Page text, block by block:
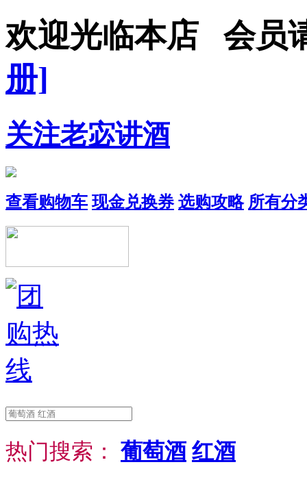
欢迎光临本店 会员
册]
关注老宓讲酒
查看购物车 现金兑换券 选购攻略 所有分
热门搜索： 葡萄酒 红酒